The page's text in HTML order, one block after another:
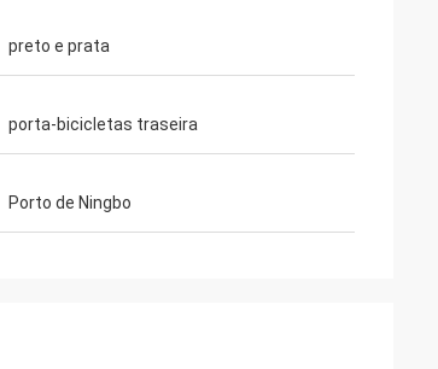
preto e prata
porta-bicicletas traseira
Porto de Ningbo